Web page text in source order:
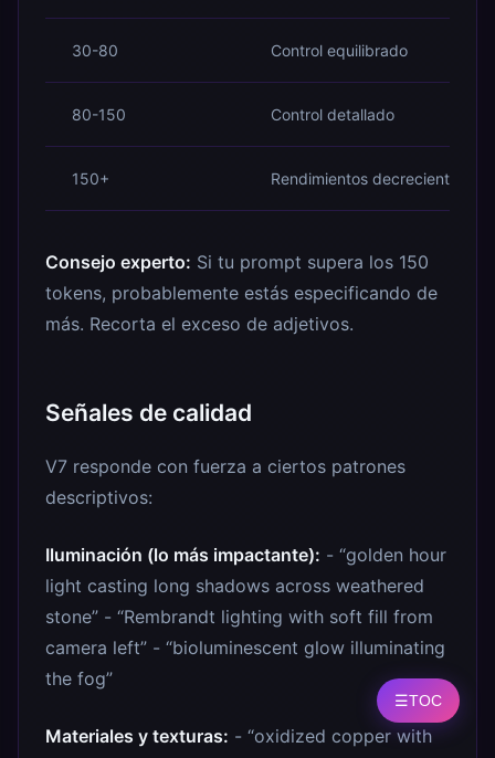
☰TOC
30-80 Control equilibrado
80-150 Control detallado
150+ Rendimientos decrecientes
Consejo experto: Si tu prompt supera los 150
tokens, probablemente estás especificando de
más. Recorta el exceso de adjetivos.
Señales de calidad
V7 responde con fuerza a ciertos patrones
descriptivos:
Iluminación (lo más impactante): - “golden hour
light casting long shadows across weathered
stone” - “Rembrandt lighting with soft fill from
camera left” - “bioluminescent glow illuminating
the fog”
Materiales y texturas: - “oxidized copper with